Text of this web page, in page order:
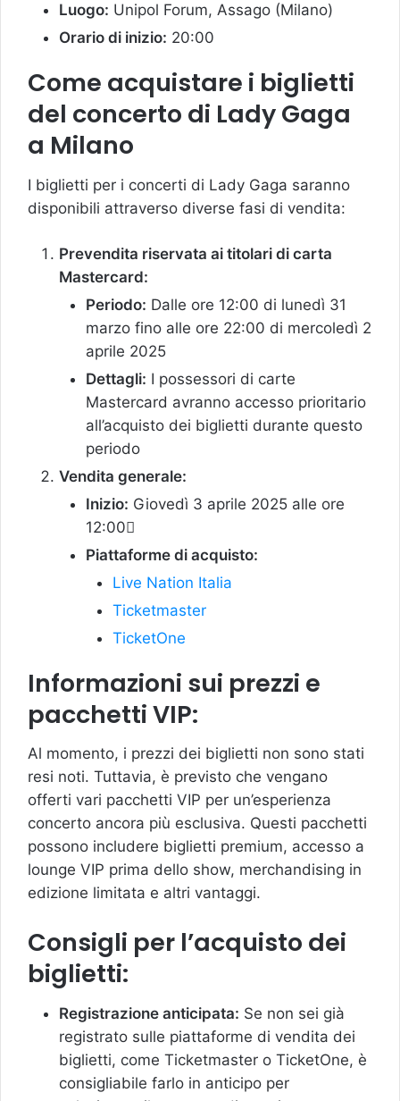
Luogo: Unipol Forum, Assago (Milano)
Orario di inizio: 20:00
Come acquistare i biglietti
del concerto di Lady Gaga
a Milano
I biglietti per i concerti di Lady Gaga saranno
disponibili attraverso diverse fasi di vendita:
Prevendita riservata ai titolari di carta
Mastercard:
Periodo: Dalle ore 12:00 di lunedì 31
marzo fino alle ore 22:00 di mercoledì 2
aprile 2025
Dettagli: I possessori di carte
Mastercard avranno accesso prioritario
all’acquisto dei biglietti durante questo
periodo
Vendita generale:
Inizio: Giovedì 3 aprile 2025 alle ore
12:00
Piattaforme di acquisto:
Live Nation Italia
Ticketmaster
TicketOne
Informazioni sui prezzi e
pacchetti VIP:
Al momento, i prezzi dei biglietti non sono stati
resi noti. Tuttavia, è previsto che vengano
offerti vari pacchetti VIP per un’esperienza
concerto ancora più esclusiva. Questi pacchetti
possono includere biglietti premium, accesso a
lounge VIP prima dello show, merchandising in
edizione limitata e altri vantaggi.
Consigli per l’acquisto dei
biglietti:
Registrazione anticipata: Se non sei già
registrato sulle piattaforme di vendita dei
biglietti, come Ticketmaster o TicketOne, è
consigliabile farlo in anticipo per